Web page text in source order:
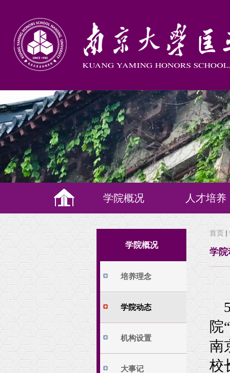
学院概况
培养理念
机构设置
人才培养
教学体系
培养方案
本科生科研
本科生科研训练
学院概况
培养理念
学院动态
机构设置
大事记
首页
学院
院
南
校